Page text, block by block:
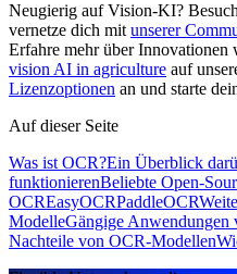
Neugierig auf Vision-KI?
vernetze dich mit unserer
Erfahre mehr über Innovationen
vision AI in agriculture auf
Lizenzoptionen an und starte
Auf dieser Seite
Was ist OCR?Ein Überblick
funktionierenBeliebte Open-
OCREasyOCRPaddleOCR
ModelleGängige
Nachteile von OCR-Modellen